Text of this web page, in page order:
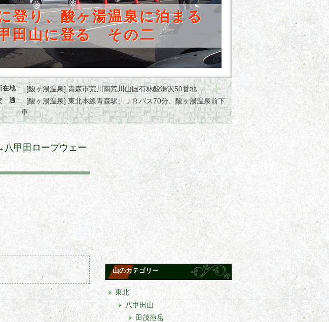
登り、酸ヶ湯温泉に泊まる
田山に登る その二
在地： [酸ヶ湯温泉] 青森市荒川南荒川山国有林酸湯沢50番地
通：
[酸ヶ湯温泉] 東北本線青森駅、ＪＲバス70分、酸ヶ湯温泉前下
車
甲田ロープウェー
山のカテゴリー
東北
八甲田山
田茂萢岳